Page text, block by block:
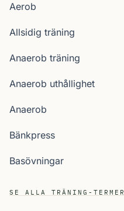
Aerob
Allsidig träning
Anaerob träning
Anaerob uthållighet
Anaerob
Bänkpress
Basövningar
SE ALLA TRÄNING-TERMER